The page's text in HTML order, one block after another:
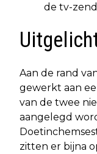
de tv-
Aan de rand
gewerkt aan
van de twee
aangelegd
zitten er bijna